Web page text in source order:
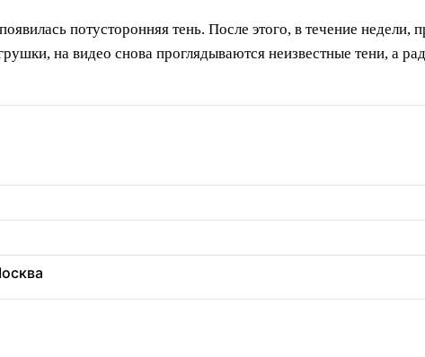
потусторонняя тень. После этого, в течение недели,
на видео снова проглядываются неизвестные тени, а